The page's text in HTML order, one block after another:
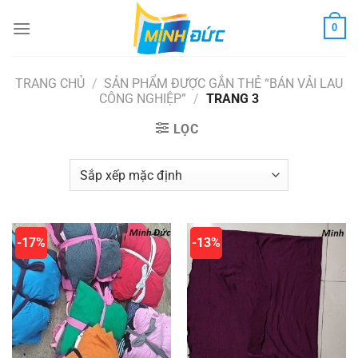
đến
0
TRANG CHỦ / SẢN PHẨM ĐƯỢC GẮN THẺ “BÁN VẢI LAU
CÔNG NGHIỆP” / TRANG 3
LỌC
-17% -13%